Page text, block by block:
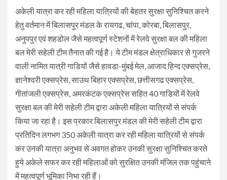
अकेली यात्रा कर रही महिला यात्रियों की बेहतर सुरक्षा सुनिश्चित करने
हेतु वर्तमान में बिलासपुर मंडल के रायगढ, चांपा, कोरबा, बिलासपुर,
अनुपपुर एवं शहडोल जैसे महत्वपूर्ण स्टेशनों में रेलवे सुरक्षा बल की महिला
बल मेरी सहेली टीम तैनात की गई है। ये टीम मंडल क्षेत्राधिकार से गुजरने
वाली नामित यात्री गाडियों जैसे हावडा-मुंबई मेल, आजाद हिन्द एक्सप्रेस,
ज्ञानेश्वरी एक्सप्रेस, साउथ बिहार एक्सप्रेस, छत्तीसगढ एक्सप्रेस,
गीतांजली एक्सप्रेस, अमरकंटक एक्सप्रेस सहित 40 गाडियों में रेलवे
सुरक्षा बल की मेरी सहेली टीम द्वारा अकेली महिला यात्रियों से संपर्क
किया जा रहा है। इस प्रकार बिलासपुर मंडल की मेरी सहेली टीम द्वारा
प्रतिदिन लगभग 350 अकेली यात्रा कर रही महिला यात्रियों से संपर्क
कर उनकी यात्रा अनुभव से अवगत होकर उनकी सुरक्षा सुनिश्चित करते
हुये अकेले सफर कर रही महिलाओं को सुरक्षित उनकी मंजिल तक पहुंचाने
में महत्वपूर्ण भूमिका निभा रही हैं।